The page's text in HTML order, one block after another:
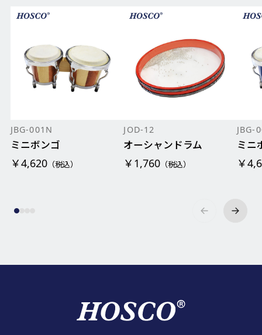
JBG-001N
ミニボンゴ
￥4,620（税込）
JOD-12
オーシャンドラム
￥1,760 （税込）
JBG-
ミニ
￥